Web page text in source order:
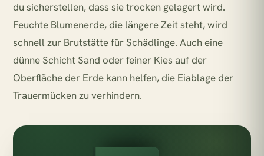
du sicherstellen, dass sie trocken gelagert wird.
Feuchte Blumenerde, die längere Zeit steht, wird
schnell zur Brutstätte für Schädlinge. Auch eine
dünne Schicht Sand oder feiner Kies auf der
Oberfläche der Erde kann helfen, die Eiablage der
Trauermücken zu verhindern.